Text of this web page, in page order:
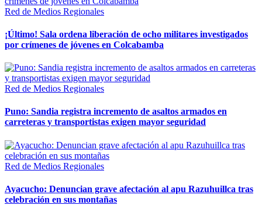
Red de Medios Regionales
¡Último! Sala ordena liberación de ocho militares investigados
por crímenes de jóvenes en Colcabamba
Red de Medios Regionales
Puno: Sandia registra incremento de asaltos armados en
carreteras y transportistas exigen mayor seguridad
Red de Medios Regionales
Ayacucho: Denuncian grave afectación al apu Razuhuillca tras
celebración en sus montañas